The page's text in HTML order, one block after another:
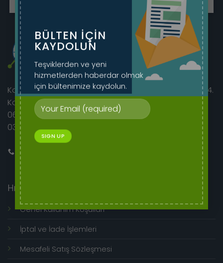
BÜLTEN IÇIN
KAYDOLUN
Teşviklerden ve yeni
hizmetlerden haberdar olmak
için bültenimize kaydolun.
Korkutreis Mah. Atatürk Bulvarı sıhhıye merkez iş hanı 4.
Kat No:46/42
06400 Çankaya/Ankara
0312 230 08 52 - 0505 282 60 14
Bizi Arayın
Hızlı Menü
Genel Kullanım Koşulları
İptal ve İade İşlemleri
Mesafeli Satış Sözleşmesi